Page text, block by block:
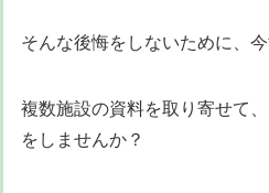
そんな後悔をしないために、今
複数施設の資料を取り寄せて
をしませんか？